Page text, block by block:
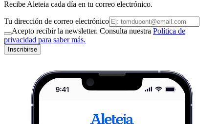
Recibe Aleteia cada día en tu correo electrónico.
Tu dirección de correo electrónico
Acepto recibir la newsletter. Consulta nuestra Política de
privacidad para saber más.
Inscribirse